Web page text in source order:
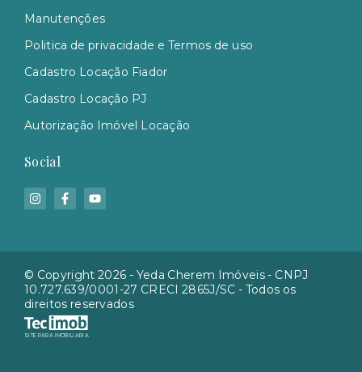
Manutenções
Politica de privacidade e Termos de uso
Cadastro Locação Fiador
Cadastro Locação PJ
Autorização Imóvel Locação
Social
© Copyright 2026 - Yeda Cherem Imóveis - CNPJ
10.727.639/0001-27 CRECI 2865J/SC - Todos os
direitos reservados
SITE PARA IMOBILIARIA